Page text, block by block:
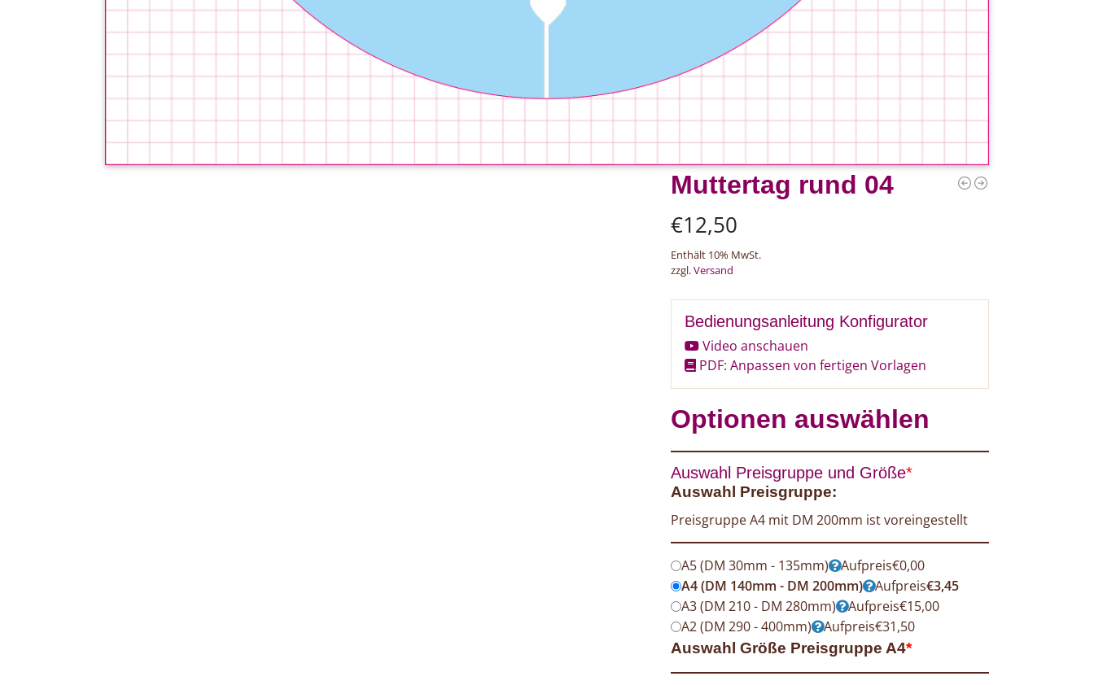
Muttertag rund 04
€12,50
Enthält 10% MwSt.
zzgl.Versand
Bedienungsanleitung Konfigurator
Video anschauen
PDF: Anpassen von fertigen Vorlagen
Optionen auswählen
*
Auswahl Preisgruppe und Größe
Auswahl Preisgruppe:
Preisgruppe A4 mit DM 200mm ist voreingestellt
A5 (DM 30mm - 135mm) Aufpreis€0,00
A4 (DM 140mm - DM 200mm)
Aufpreis€3,45
A3 (DM 210 - DM 280mm)
Aufpreis€15,00
A2 (DM 290 - 400mm)
Aufpreis€31,50
*
Auswahl Größe Preisgruppe A4